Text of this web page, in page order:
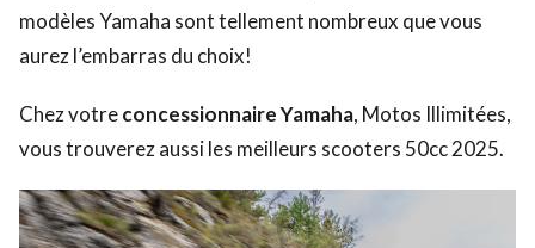
modèles Yamaha sont tellement nombreux que vous
aurez l’embarras du choix!
Chez votreconcessionnaire Yamaha, Motos Illimitées,
vous trouverez aussiles meilleurs scooters 50cc 2025.